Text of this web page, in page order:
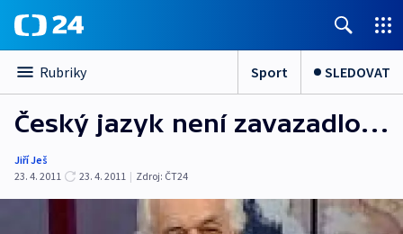
Rubriky Sport SLEDOVAT
Český jazyk není zavazadlo…
Jiří Ješ
23. 4. 2011
23. 4. 2011 | Zdroj: ČT24